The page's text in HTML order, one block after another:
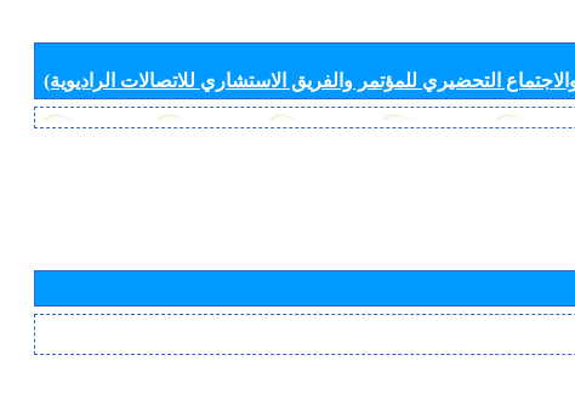
التحضيري للمؤتمر والفريق الاستشاري للاتصالات الراديوية)